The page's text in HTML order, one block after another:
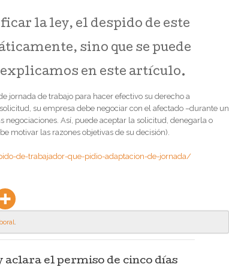
la ley, el despido de este
sino que se puede
en este artículo.
jornada de trabajo para hacer efectivo su derecho a
su empresa debe negociar con el afectado –durante un
negociaciones. Así, puede aceptar la solicitud, denegarla o
motivar las razones objetivas de su decisión).
de-trabajador-que-pidio-adaptacion-de-jornada/
.
el permiso de cinco días